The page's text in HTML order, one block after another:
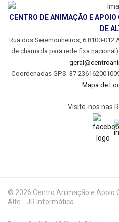
CENTRO DE ANIMAÇÃO E
DE
Rua dos Seremonheiros, 6 8100-012
de chamada para rede fixa
Coordenadas GPS:
Mapa de
Visite-nos nas
© 2026 Centro Animação e Apoio
Alte - JR Informática